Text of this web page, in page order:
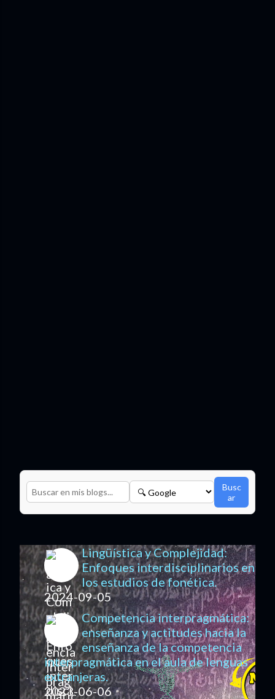
Busc
ar
Lingüística y Complejidad:
Enfoques interdisciplinarios en
los estudios de fonética.
2024-09-05
Competencia interpragmática:
enseñanza y actitudes hacia la
enseñanza de la competencia
interpragmática en el aula de lenguas
extranjeras.
2023-06-06